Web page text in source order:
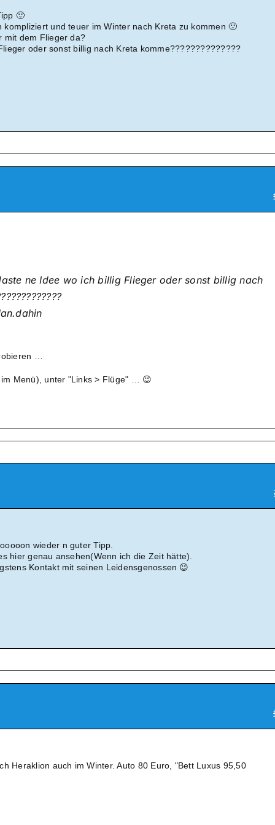
🙂
kompliziert und teuer im Winter nach Kreta zu kommen 🙁
mit dem Flieger da?
oder sonst billig nach Kreta komme??????????????
ne Idee wo ich billig Flieger oder sonst billig nach
…
Menü), unter "Links > Flüge" … 😉
wieder n guter Tipp.
hier genau ansehen(Wenn ich die Zeit hätte).
Kontakt mit seinen Leidensgenossen 😉
Heraklion auch im Winter. Auto 80 Euro, "Bett Luxus 95,50